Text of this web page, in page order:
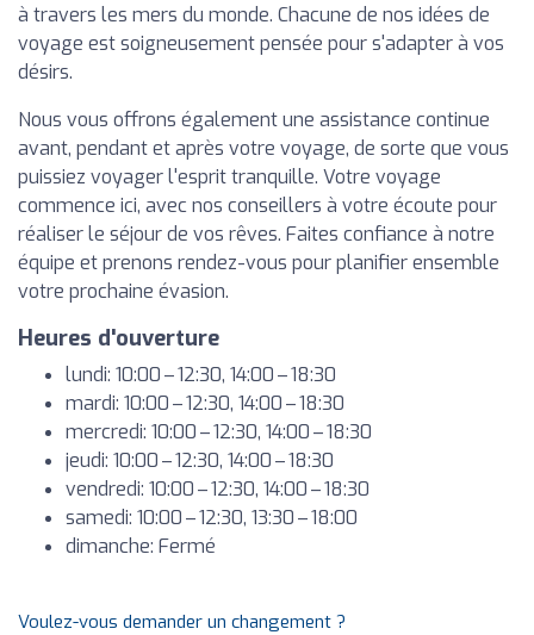
à travers les mers du monde. Chacune de nos idées de
voyage est soigneusement pensée pour s'adapter à vos
désirs.
Nous vous offrons également une assistance continue
avant, pendant et après votre voyage, de sorte que vous
puissiez voyager l'esprit tranquille. Votre voyage
commence ici, avec nos conseillers à votre écoute pour
réaliser le séjour de vos rêves. Faites confiance à notre
équipe et prenons rendez-vous pour planifier ensemble
votre prochaine évasion.
Heures d'ouverture
lundi: 10:00 – 12:30, 14:00 – 18:30
mardi: 10:00 – 12:30, 14:00 – 18:30
mercredi: 10:00 – 12:30, 14:00 – 18:30
jeudi: 10:00 – 12:30, 14:00 – 18:30
vendredi: 10:00 – 12:30, 14:00 – 18:30
samedi: 10:00 – 12:30, 13:30 – 18:00
dimanche: Fermé
Voulez-vous demander un changement ?